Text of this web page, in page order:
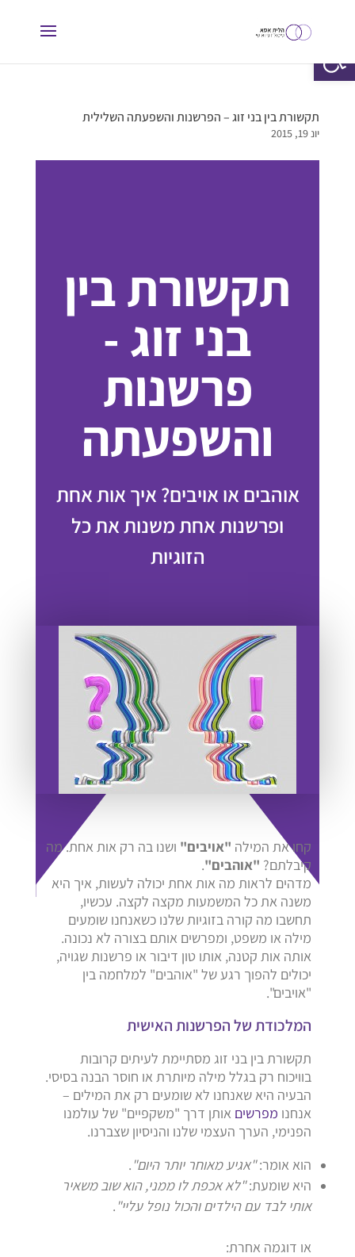
תקשורת בין בני זוג – הפרשנות והשפעתה השלילית
יונ 19, 2015
תקשורת בין
בני זוג -
פרשנות
והשפעתה
אוהבים או אויבים? איך אות אחת
ופרשנות אחת משנות את כל
הזוגיות
קחו את המילה "אויבים" ושנו בה רק אות אחת. מה
קיבלתם? "אוהבים".
מדהים לראות מה אות אחת יכולה לעשות, איך היא
משנה את כל המשמעות מקצה לקצה. עכשיו,
תחשבו מה קורה בזוגיות שלנו כשאנחנו שומעים
מילה או משפט, ומפרשים אותם בצורה לא נכונה.
אותה אות קטנה, אותו טון דיבור או פרשנות שגויה,
יכולים להפוך רגע של "אוהבים" למלחמה בין
"אויבים".
המלכודת של הפרשנות האישית
תקשורת בין בני זוג מסתיימת לעיתים קרובות
בוויכוח רק בגלל מילה מיותרת או חוסר הבנה בסיסי.
הבעיה היא שאנחנו לא שומעים רק את המילים –
אנחנו מפרשים אותן דרך "משקפיים" של עולמנו
הפנימי, הערך העצמי שלנו והניסיון שצברנו.
הוא אומר:"אגיע מאוחר יותר היום" .
היא שומעת:"לא אכפת לו ממני, הוא שוב משאיר
אותי לבד עם הילדים והכול נופל עליי" .
או דוגמה אחרת:
פתח סרגל נגישות